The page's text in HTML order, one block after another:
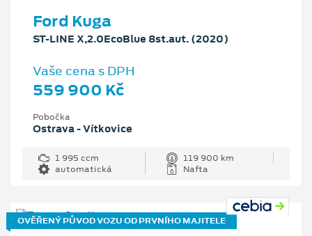
Ford Kuga
ST-LINE X,2.0EcoBlue 8st.aut. (2020)
Vaše cena s DPH
559 900 Kč
Pobočka
Ostrava - Vítkovice
1 995 ccm
119 900 km
automatická
Nafta
OVĚŘENÝ PŮVOD VOZU OD PRVNÍHO MAJITELE